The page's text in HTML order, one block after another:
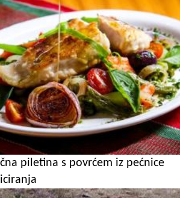
piletina s povrćem iz pećnice